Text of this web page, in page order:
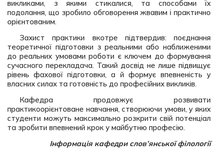
викликами, з якими стикалися, та способами їх
подолання, що зробило обговорення жвавим і практично
орієнтованим.
Захист практики вкотре підтвердив: поєднання
теоретичної підготовки з реальними або наближеними
до реальних умовами роботи є ключем до формування
сучасного перекладача. Такий досвід не лише підвищує
рівень фахової підготовки, а й формує впевненість у
власних силах та готовність до професійних викликів.
Кафедра продовжує розвивати
практикоорієнтоване навчання, створюючи умови, у яких
студенти можуть максимально розкрити свій потенціал
та зробити впевнений крок у майбутню професію.
Інформація кафедри слов’янської філології